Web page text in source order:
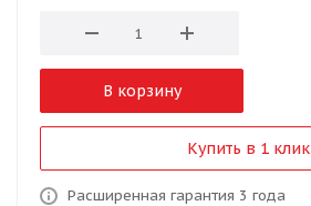
В корзину
Купить в 1 клик
Расширенная гарантия 3 года